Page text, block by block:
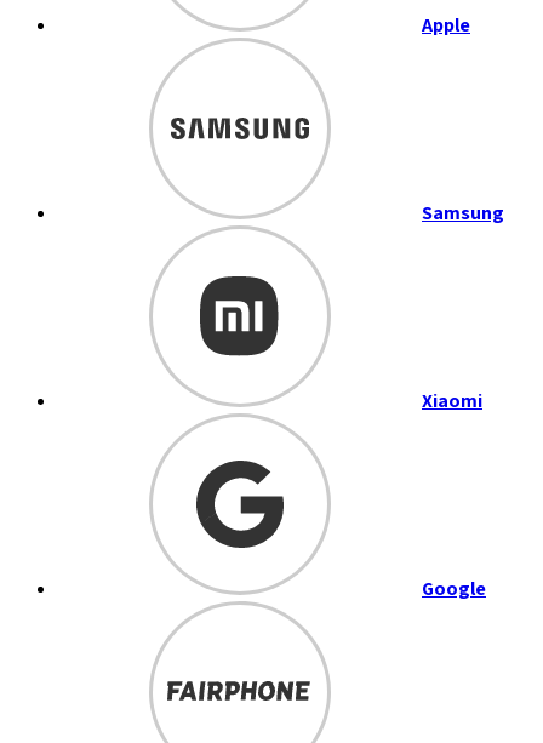
Apple
Samsung
Xiaomi
Google